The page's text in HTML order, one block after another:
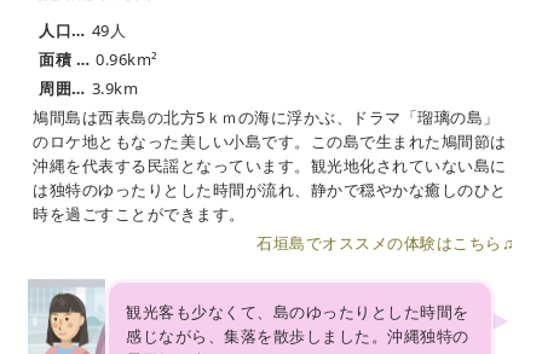
人口… 49人
面積 … 0.96km²
周囲… 3.9km
鳩間島は西表島の北方5ｋｍの海に浮かぶ、ドラマ「瑠璃の島」
のロケ地ともなった美しい小島です。この島で生まれた鳩間節は
沖縄を代表する民謡となっています。観光地化されていない島に
は独特のゆったりとした時間が流れ、静かで穏やかな癒しのひと
時を過ごすことができます。
石垣島でオススメの体験はこちら♫
観光客も少なくて、島のゆったりとした時間を
感じながら、集落を散歩しました。沖縄独特の